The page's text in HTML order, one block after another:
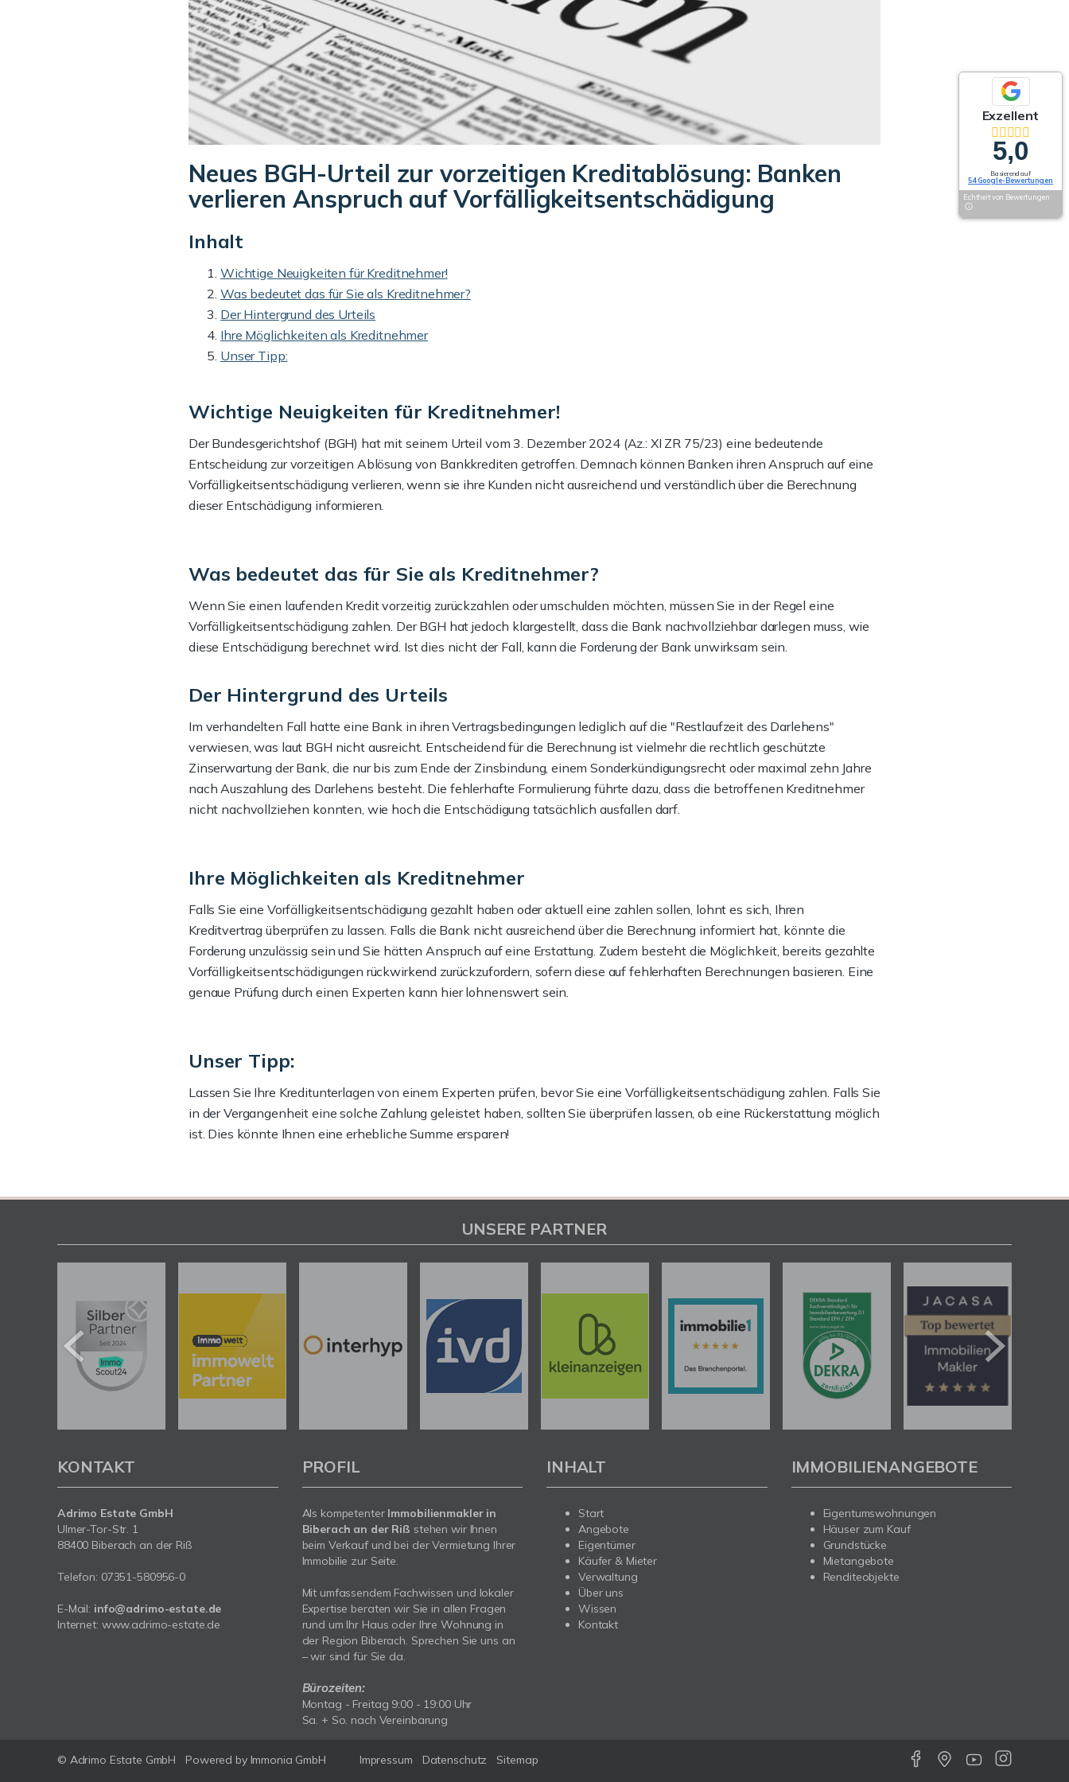
Neues BGH-Urteil zur vorzeitigen Kreditablösung: Banken
verlieren Anspruch auf Vorfälligkeitsentschädigung
Inhalt
Wichtige Neuigkeiten für Kreditnehmer!
Was bedeutet das für Sie als Kreditnehmer?
Der Hintergrund des Urteils
Ihre Möglichkeiten als Kreditnehmer
Unser Tipp:
Wichtige Neuigkeiten für Kreditnehmer!
Der Bundesgerichtshof (BGH) hat mit seinem Urteil vom 3. Dezember 2024 (Az.: XI ZR 75/23) eine bedeutende
Entscheidung zur vorzeitigen Ablösung von Bankkrediten getroffen. Demnach können Banken ihren Anspruch auf eine
Vorfälligkeitsentschädigung verlieren, wenn sie ihre Kunden nicht ausreichend und verständlich über die Berechnung
dieser Entschädigung informieren.
Was bedeutet das für Sie als Kreditnehmer?
Wenn Sie einen laufenden Kredit vorzeitig zurückzahlen oder umschulden möchten, müssen Sie in der Regel eine
Vorfälligkeitsentschädigung zahlen. Der BGH hat jedoch klargestellt, dass die Bank nachvollziehbar darlegen muss, wie
diese Entschädigung berechnet wird. Ist dies nicht der Fall, kann die Forderung der Bank unwirksam sein.
Der Hintergrund des Urteils
Im verhandelten Fall hatte eine Bank in ihren Vertragsbedingungen lediglich auf die "Restlaufzeit des Darlehens"
verwiesen, was laut BGH nicht ausreicht. Entscheidend für die Berechnung ist vielmehr die rechtlich geschützte
Zinserwartung der Bank, die nur bis zum Ende der Zinsbindung, einem Sonderkündigungsrecht oder maximal zehn Jahre
nach Auszahlung des Darlehens besteht. Die fehlerhafte Formulierung führte dazu, dass die betroffenen Kreditnehmer
nicht nachvollziehen konnten, wie hoch die Entschädigung tatsächlich ausfallen darf.
Ihre Möglichkeiten als Kreditnehmer
Falls Sie eine Vorfälligkeitsentschädigung gezahlt haben oder aktuell eine zahlen sollen, lohnt es sich, Ihren
Kreditvertrag überprüfen zu lassen. Falls die Bank nicht ausreichend über die Berechnung informiert hat, könnte die
Forderung unzulässig sein und Sie hätten Anspruch auf eine Erstattung. Zudem besteht die Möglichkeit, bereits gezahlte
Vorfälligkeitsentschädigungen rückwirkend zurückzufordern, sofern diese auf fehlerhaften Berechnungen basieren. Eine
genaue Prüfung durch einen Experten kann hier lohnenswert sein.
Unser Tipp:
Lassen Sie Ihre Kreditunterlagen von einem Experten prüfen, bevor Sie eine Vorfälligkeitsentschädigung zahlen. Falls Sie
in der Vergangenheit eine solche Zahlung geleistet haben, sollten Sie überprüfen lassen, ob eine Rückerstattung möglich
ist. Dies könnte Ihnen eine erhebliche Summe ersparen!
Exzellent
5,0
Basierend auf
54 Google-Bewertungen
Echtheit von Bewertungen
UNSERE PARTNER
KONTAKT
Adrimo Estate GmbH
Ulmer-Tor-Str. 1
88400 Biberach an der Riß
Telefon: 07351-580956-0
E-Mail: info@adrimo-estate.de
Internet: www.adrimo-estate.de
PROFIL
Als kompetenter Immobilienmakler in
Biberach an der Riß stehen wir Ihnen
beim Verkauf und bei der Vermietung Ihrer
Immobilie zur Seite.
Mit umfassendem Fachwissen und lokaler
Expertise beraten wir Sie in allen Fragen
rund um Ihr Haus oder Ihre Wohnung in
der Region Biberach. Sprechen Sie uns an
– wir sind für Sie da.
Bürozeiten:
Montag - Freitag 9:00 - 19:00 Uhr
Sa. + So. nach Vereinbarung
INHALT
Start
Angebote
Eigentümer
Käufer & Mieter
Verwaltung
Über uns
Wissen
Kontakt
IMMOBILIENANGEBOTE
Eigentumswohnungen
Häuser zum Kauf
Grundstücke
Mietangebote
Renditeobjekte
© Adrimo Estate GmbH Powered by Immonia GmbH Impressum Datenschutz Sitemap